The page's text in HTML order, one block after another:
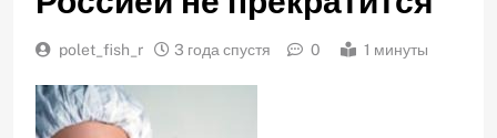
polet_fish_r 3 года спустя 0 1 минуты